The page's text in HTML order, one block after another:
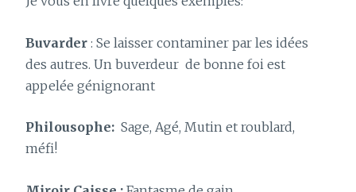
Buvarder : Se laisser contaminer par les idées
des autres. Un buverdeur de bonne foi est
appelée génignorant
Philousophe: Sage, Agé, Mutin et roublard,
méfi!